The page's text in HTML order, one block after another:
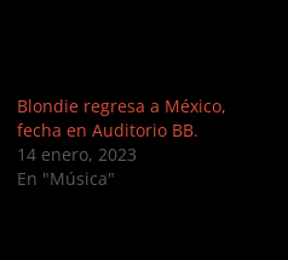
Blondie regresa a México,
fecha en Auditorio BB.
14 enero, 2023
En "Música"